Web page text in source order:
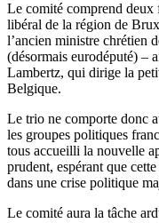
Le comité comprend deux
libéral de la région de
l’ancien ministre chrétien
(désormais eurodéputé) –
Lambertz, qui dirige la
Belgique.
Le trio ne comporte donc
les groupes politiques
tous accueilli la nouvelle
prudent, espérant que
dans une crise politique
Le comité aura la tâche